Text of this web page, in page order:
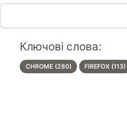
Ключові слова:
CHROME (280) FIREFOX (113)